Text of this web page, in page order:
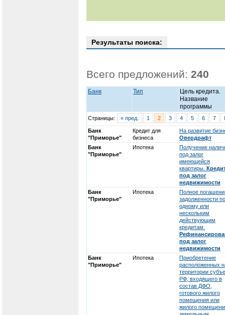
Результаты поиска:
Всего предложений: 240
Банк Тип
Цель кредита.
Название
программы
Страницы: « пред. 1 2 3 4 5 6 7
Банк
"Приморье"
Кредит для
бизнеса
На развитие
Овердрафт
Банк
"Приморье"
Ипотека
Получение
под залог
имеющейся
квартиры.
под залог
недвижимости
Банк
"Приморье"
Ипотека
Полное
задолженности по
одному или
нескольким
действующим
кредитам.
под залог
недвижимости
Банк
"Приморье"
Ипотека
Приобретение
расположенных
территории
РФ, входящего в
состав ДФО,
готового жилого
помещения или
жилого